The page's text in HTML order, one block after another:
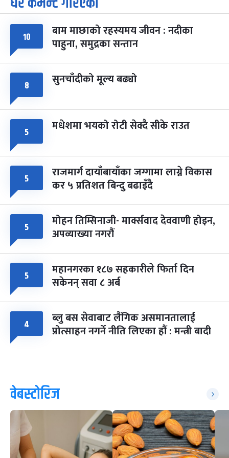
७
आइत चैत्र ७, २०८३-Mar 21, 2027
८
सोम
फागुपूर्णिमा
चैत्र ८, २०८३-Mar 22, 2027
७ महिना बाँकी
१० बाम माछाको रहस्यमय जीवन : नदीका
पाहुना, समुद्रका सन्तान
८ सुनचाँदीको मूल्य बढ्यो
५ मधेशमा भयको रोटी सेक्दै सीके राउत
५ राजमार्ग दायाँबायाँका जग्गामा लाग्ने विकास
कर ५ प्रतिशत बिन्दु बढाइँदै
५ मोहन तिम्सिनाजी- मार्क्सवाद देववाणी होइन,
अपव्याख्या नगरौं
५ महानगरका १८७ सहकारीले फिर्ता दिन
सकेनन् सवा ८ अर्ब
४ ब्लु बस सेवाबाट लैंगिक असमानतालाई
प्रोत्साहन नगर्ने नीति लिएका हौं : मन्त्री बादी
वेबस्टोरिज